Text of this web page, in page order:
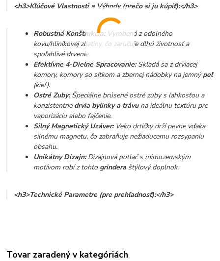
<h3>Kľúčové Vlastnosti a Výhody (prečo si ju kúpiť):</h3>
Robustná Konštrukcia:Vyrobená z odolného
kovu/hliníkovej zliatiny, čo zaručuje dlhú životnosť a
spoľahlivé drvenie.
Efektívne 4-Dielne Spracovanie:Skladá sa z drviacej
komory, komory so sitkom a zbernej nádobky na jemnýpeľ
(kief).
Ostré Zuby:Špeciálne brúsené ostré zuby s ľahkosťou a
konzistentne drvia bylinky a trávuna ideálnu textúru pre
vaporizáciu alebo fajčenie.
Silný Magnetický Uzáver:Veko drtičky drží pevne vďaka
silnému magnetu, čo zabraňuje nežiaducemu rozsypaniu
obsahu.
Unikátny Dizajn:Dizajnová potlač s mimozemským
motívom robí z tohto grindera štýlový doplnok.
<h3>Technické Parametre (pre prehľadnosť):</h3>
Tovar zaradený v kategóriách